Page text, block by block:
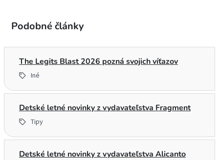
Podobné články
The Legits Blast 2026 pozná svojich víťazov
Iné
Detské letné novinky z vydavateľstva Fragment
Tipy
Detské letné novinky z vydavateľstva Alicanto